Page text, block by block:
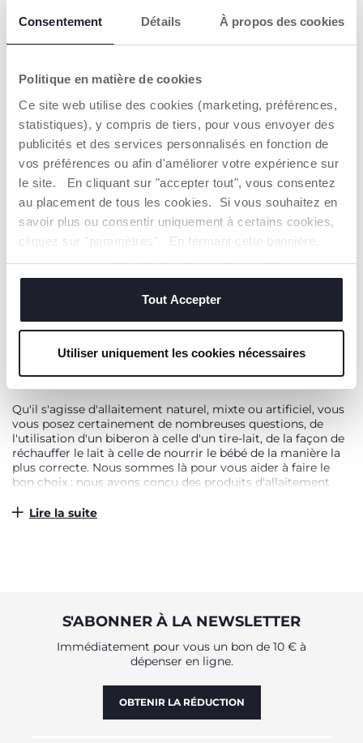
Consentement Détails À propos des cookies
Politique en matière de cookies
Ce site web utilise des cookies (marketing, préférences,
statistiques), y compris de tiers, pour vous envoyer des
publicités et des services personnalisés en fonction de
vos préférences ou afin d'améliorer votre expérience sur
le site. En cliquant sur "accepter tout", vous consentez
au placement de tous les cookies. Si vous souhaitez en
savoir plus ou consentir uniquement à certains cookies,
cliquez sur "paramètres". En fermant cette bannière,
vous consentez à l'utilisation des seuls cookies
techniques, qui sont essentiels au service demandé.
Tout Accepter
Utiliser uniquement les cookies nécessaires
TIRE-LAIT ÉLECTRIQUE STIMOLATTE
PRODUITS POUR L'ALLAITEMENT :
L'ALLAITEMENT AVEC CHICCO
Qu'il s'agisse d'allaitement naturel, mixte ou artificiel, vous
vous posez certainement de nombreuses questions, de
l'utilisation d'un biberon à celle d'un tire-lait, de la façon de
réchauffer le lait à celle de nourrir le bébé de la manière la
plus correcte. Nous sommes là pour vous aider à faire le
bon choix : nous avons conçu des produits d'allaitement
parentalité de la meilleure façon possible.
position confortable pour toutes les tétées. C'est pourquoi
forme ergonomique et à son rembourrage doux, offre un
soutien idéal pour vous et votre bébé. Mais il existe de
des biberons avec des tétines souples en silicone, avec
différents designs adaptés à tous les besoins, et des tire-
laits doux, avec des formes ergonomiques et des
Lire la suite
S'ABONNER À LA NEWSLETTER
Immédiatement pour vous un bon de 10 € à
dépenser en ligne.
OBTENIR LA RÉDUCTION